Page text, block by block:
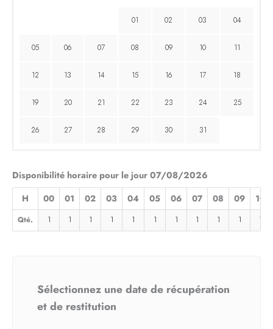
01 02 03 04
05 06 07 08 09 10 11
12 13 14 15 16 17 18
19 20 21 22 23 24 25
26 27 28 29 30 31
Disponibilité horaire pour le jour 07/08/2026
H 00 01 02 03 04 05 06 07 08 09 10
Qté. 1 1 1 1 1 1 1 1 1 1 1
Sélectionnez une date de récupération
et de restitution